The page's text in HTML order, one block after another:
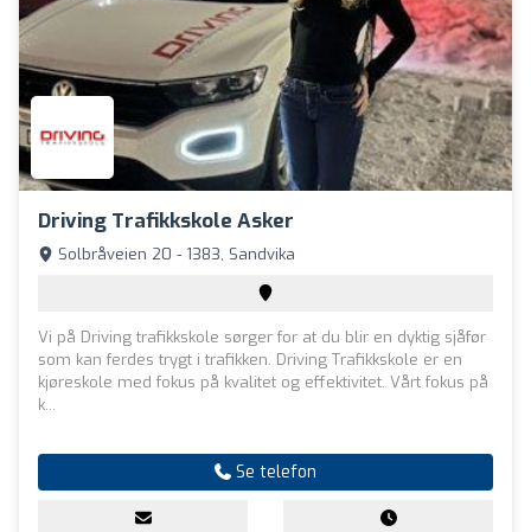
Driving Trafikkskole Asker
Solbråveien 20 - 1383, Sandvika
Vi på Driving trafikkskole sørger for at du blir en dyktig sjåfør
som kan ferdes trygt i trafikken. Driving Trafikkskole er en
kjøreskole med fokus på kvalitet og effektivitet. Vårt fokus på
k...
Se telefon